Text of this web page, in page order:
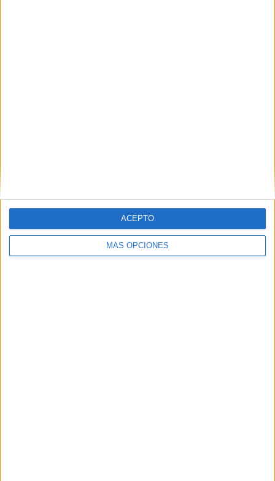
MÁS OPCIONES
ACEPTO